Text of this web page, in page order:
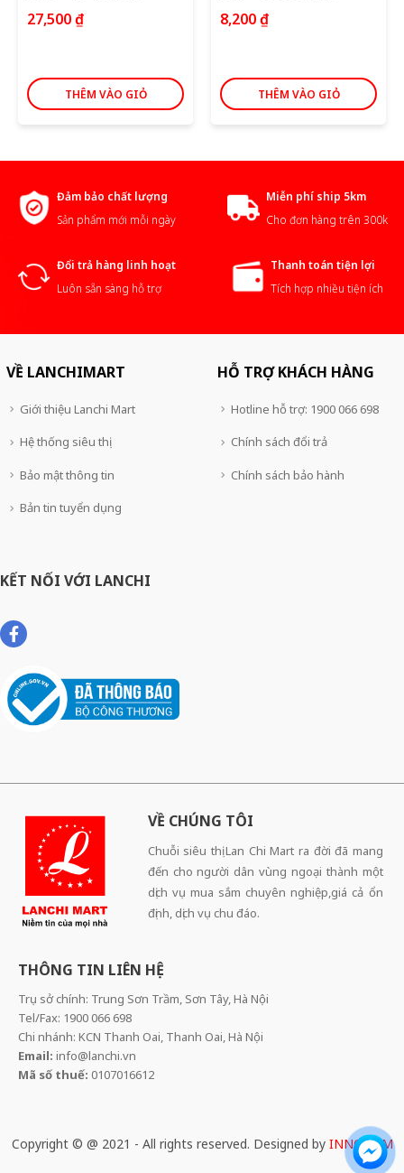
27,500₫
THÊM VÀO GIỎ
8,200₫
THÊM VÀO GIỎ
Đảm bảo chất lượng
Sản phẩm mới mỗi ngày
Miễn phí ship 5km
Cho đơn hàng trên 300k
Đổi trả hàng linh hoạt
Luôn sẵn sàng hỗ trợ
Thanh toán tiện lợi
Tích hợp nhiều tiện ích
VỀ LANCHIMART
Giới thiệu Lanchi Mart
Hệ thống siêu thị
Bảo mật thông tin
Bản tin tuyển dụng
HỖ TRỢ KHÁCH HÀNG
Hotline hỗ trợ: 1900 066 698
Chính sách đổi trả
Chính sách bảo hành
KẾT NỐI VỚI LANCHI
VỀ CHÚNG TÔI
Chuỗi siêu thị Lan Chi Mart ra đời đã mang
đến cho người dân vùng ngoại thành một
dịch vụ mua sắm chuyên nghiệp,giá cả ổn
định, dịch vụ chu đáo.
THÔNG TIN LIÊN HỆ
Trụ sở chính: Trung Sơn Trầm, Sơn Tây, Hà Nội
Tel/Fax: 1900 066 698
Chi nhánh: KCN Thanh Oai, Thanh Oai, Hà Nội
Email: info@lanchi.vn
Mã số thuế: 0107016612
Copyright © @ 2021 - All rights reserved. Designed by INNOCOM